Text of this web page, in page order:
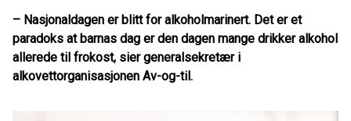
– Nasjonaldagen er blitt for alkoholmarinert. Det er et
paradoks at barnas dag er den dagen mange drikker alkohol
allerede til frokost, sier generalsekretær i
alkovettorganisasjonen Av-og-til.